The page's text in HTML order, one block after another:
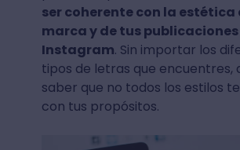
ser coherente con la estética
marca y de tus publicaciones
Instagram. Sin importar los
tipos de letras que encuentres,
saber que no todos los estilos
con tus propósitos.